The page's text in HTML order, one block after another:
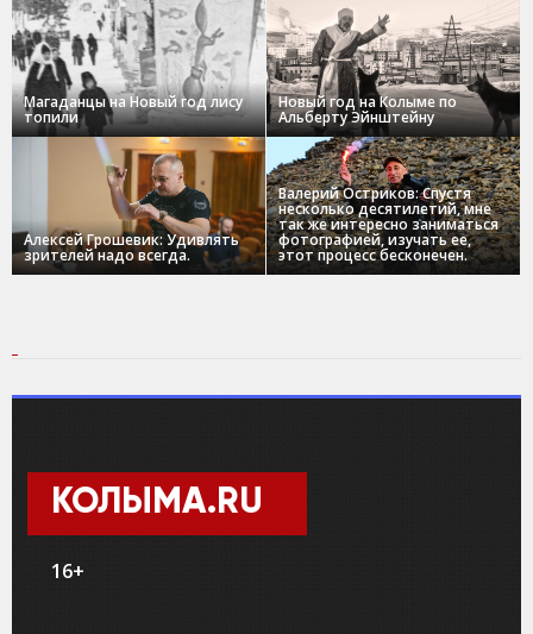
Магаданцы на Новый год лису
топили
Новый год на Колыме по
Альберту Эйнштейну
Алексей Грошевик: Удивлять
зрителей надо всегда.
Валерий Остриков: Спустя
несколько десятилетий, мне
так же интересно заниматься
фотографией, изучать ее,
этот процесс бесконечен.
КОЛЫМА.RU
16+